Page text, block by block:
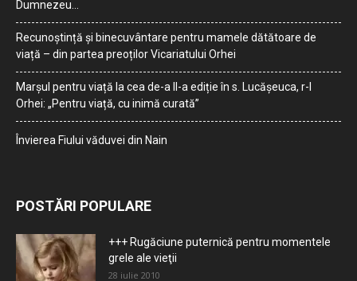
Dumnezeu…
Recunoștință și binecuvântare pentru mamele dătătoare de
viață – din partea preoților Vicariatului Orhei
Marșul pentru viață la cea de-a II-a ediție în s. Lucășeuca, r-l
Orhei: „Pentru viață, cu inimă curată”
Învierea Fiului văduvei din Nain
POSTĂRI POPULARE
+++ Rugăciune puternică pentru momentele
grele ale vieţii
28 iulie 2010